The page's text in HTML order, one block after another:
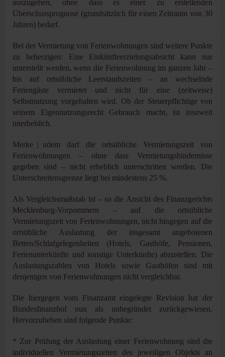
auszugehen, ohne dass es einer zu erstellenden
Überschussprognose (grundsätzlich für einen Zeitraum von 30
Jahren) bedarf.
Bei der Vermietung von Ferienwohnungen sind weitere Punkte
zu beherzigen: Eine Einkünfteerzielungsabsicht kann nur
unterstellt werden, wenn die Ferienwohnung im ganzen Jahr –
bis auf ortsübliche Leerstandszeiten – an wechselnde
Feriengäste vermietet und nicht für eine (zeitweise)
Selbstnutzung vorgehalten wird. Ob der Steuerpflichtige von
seinem Eigennutzungsrecht Gebrauch macht, ist insoweit
unerheblich.
Merke | udem darf die ortsübliche Vermietungszeit von
Ferienwohnungen – ohne dass Vermietungshindernisse
gegeben sind – nicht erheblich unterschritten werden. Die
Unterschreitensgrenze liegt bei mindestens 25 %.
Als Vergleichsmaßstab ist – so die Ansicht des Finanzgerichts
Mecklenburg-Vorpommern – auf die ortsübliche
Vermietungszeit von Ferienwohnungen, nicht hingegen auf die
ortsübliche Auslastung der insgesamt angebotenen
Betten/Schlafgelegenheiten (Hotels, Gasthöfe, Pensionen,
Ferienunterkünfte und sonstige Unterkünfte) abzustellen. Die
Auslastungszahlen von Hotels sowie Gasthöfen sind mit
denjenigen von Ferienwohnungen nicht vergleichbar.
Die hiergegen vom Finanzamt eingelegte Revision hat der
Bundesfinanzhof nun als unbegründet zurückgewiesen.
Hervorzuheben sind folgende Punkte:
* Zur Prüfung der Auslastung einer Ferienwohnung sind die
individuellen Vermietungszeiten des jeweiligen Objekts an